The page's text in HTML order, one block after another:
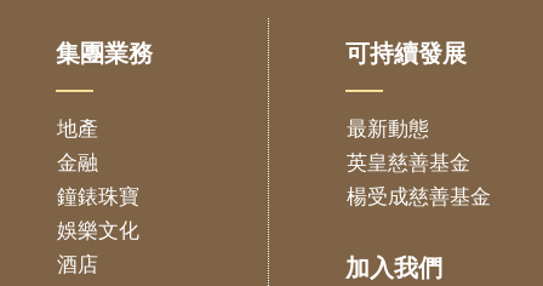
集團業務
地產
金融
鐘錶珠寶
娛樂文化
酒店
可持續發展
最新動態
英皇慈善基金
楊受成慈善基金
加入我們